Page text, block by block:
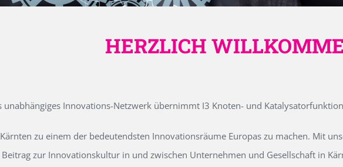
HERZLICH
unabhängiges Innovations-Netzwerk übernimmt I3 Knoten- und
zu einem der bedeutendsten Innovationsräume Europas zu machen. Mit
Beitrag zur Innovationskultur in und zwischen Unternehmen und Gesellschaft in